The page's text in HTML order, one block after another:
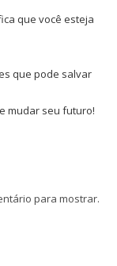
que você esteja
que pode salvar
mudar seu futuro!
para mostrar.